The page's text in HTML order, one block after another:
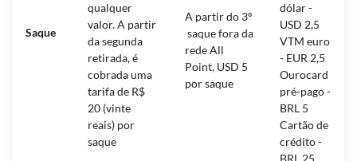
Saque
qualquer
valor. A partir
da segunda
retirada, é
cobrada uma
tarifa de R$
20 (vinte
reais) por
saque
A partir do 3º
saque fora da
rede All
Point, USD 5
por saque
dólar -
USD 2,5
VTM euro
- EUR 2,5
Ourocard
pré-pago -
BRL 5
Cartão de
crédito -
BRL 25